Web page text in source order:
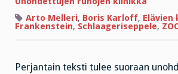
Arto Melleri, Boris Karloff, Elävien
Frankenstein, Schlaageriseppele,
Perjantain teksti tulee suoraan